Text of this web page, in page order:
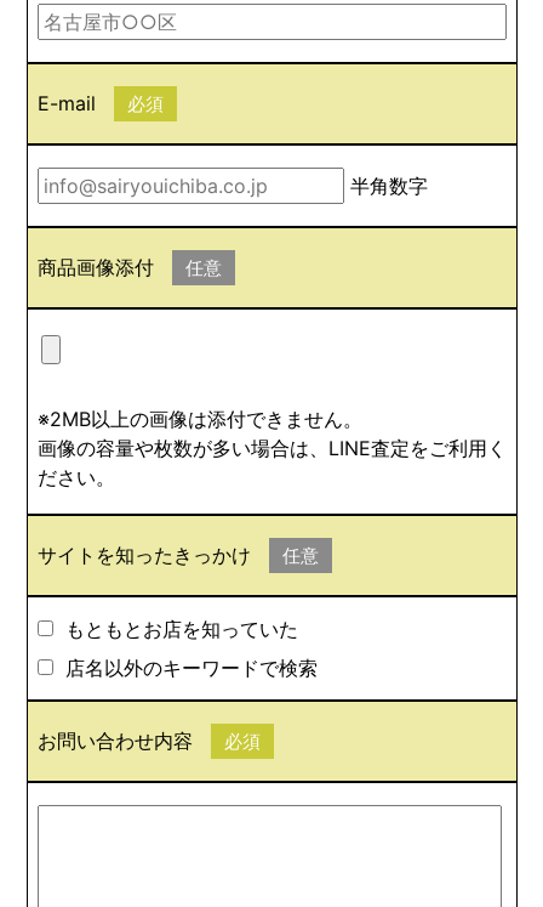
E-mail 必須
半角数字
商品画像添付 任意
※2MB以上の画像は添付できません。
画像の容量や枚数が多い場合は、LINE査定をご利用く
ださい。
サイトを知ったきっかけ 任意
もともとお店を知っていた
店名以外のキーワードで検索
お問い合わせ内容 必須